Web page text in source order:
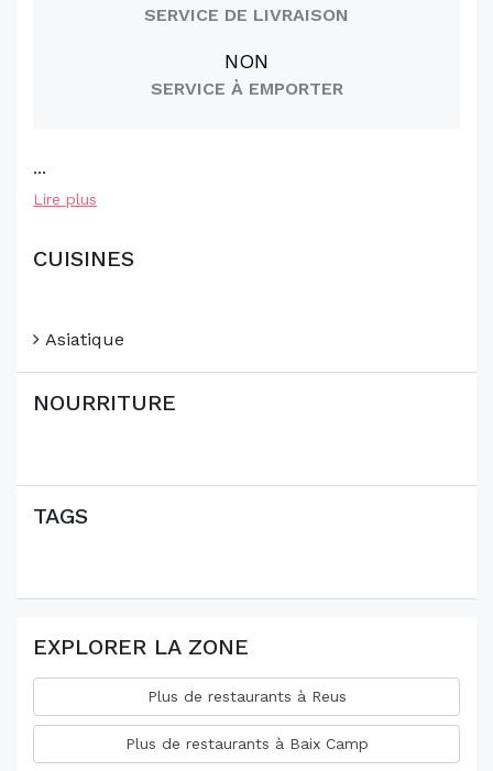
SERVICE DE LIVRAISON
NON
SERVICE À EMPORTER
...
Lire plus
CUISINES
Asiatique
NOURRITURE
TAGS
EXPLORER LA ZONE
Plus de restaurants à Reus
Plus de restaurants à Baix Camp